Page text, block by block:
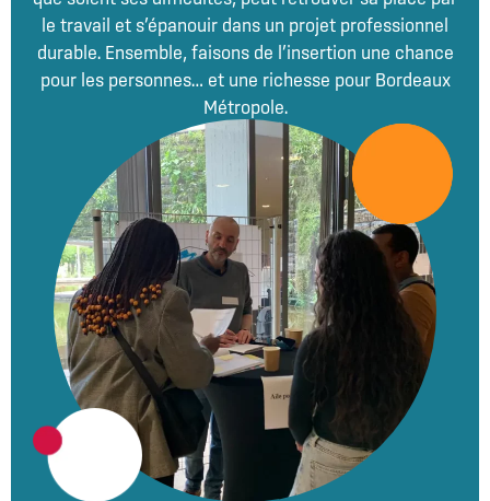
le travail et s’épanouir dans un projet professionnel
durable. Ensemble, faisons de l’insertion une chance
pour les personnes… et une richesse pour Bordeaux
Métropole.